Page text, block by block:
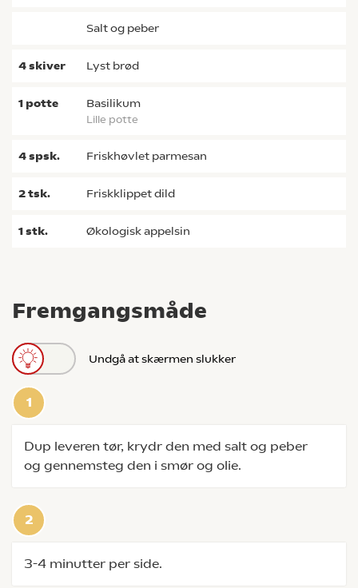
Fremgangsmåde
Undgå at skærmen slukker
Dup leveren tør, krydr den med salt og peber
og gennemsteg den i smør og olie.
3-4 minutter per side.
salt og peber
4skiver lyst brød
1 potte basilikum
lille potte
4spsk. friskhøvlet parmesan
2tsk. friskklippet dild
1stk. økologisk appelsin